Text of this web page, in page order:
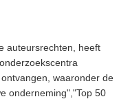
auteursrechten, heeft
waaronder de
onderneming","Top 50